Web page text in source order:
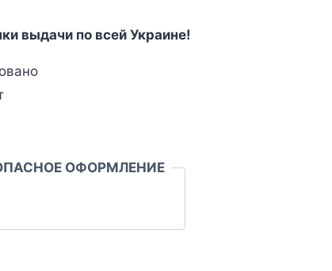
выдачи по всей Украине!
ОФОРМЛЕНИЕ